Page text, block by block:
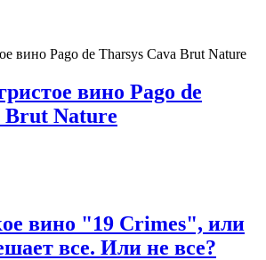
вино Pago de
Brut Nature
вино "19 Crimes", или
все. Или не все?